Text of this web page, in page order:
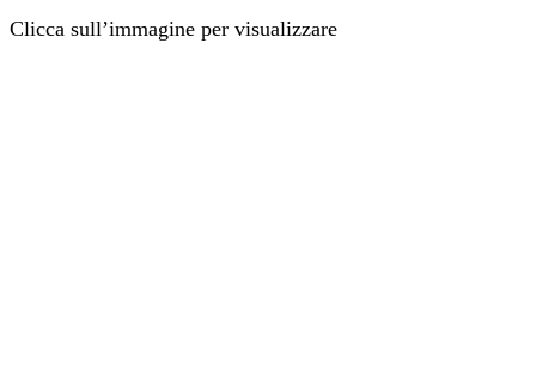
Clicca sull’immagine per visualizzare